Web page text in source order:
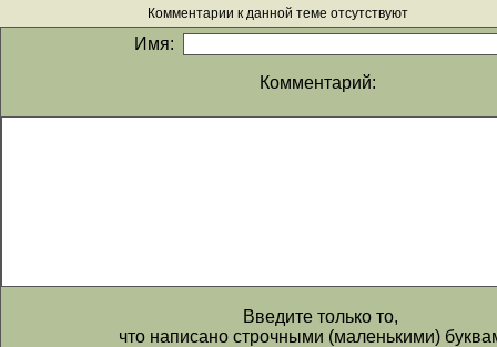
Комментарии к данной теме отсутствуют
Имя:
Комментарий:
Введите только то,
что написано строчными (маленькими)